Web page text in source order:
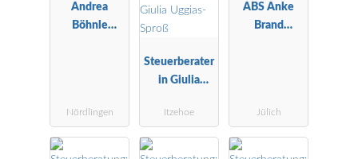
Andrea
Böhnle
Nördlingen
Steuerberater
in Giulia
Itzehoe
ABS Anke
Brand
Jülich